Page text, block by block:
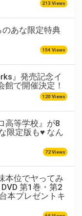
213 Views
あな限定特典
154 Views
』発売記念イ
館で開催決定！
120 Views
高等学校』が8
限定版も♥ なん
72 Views
本位でヤってみ
第1巻・第2
本プレゼントキ